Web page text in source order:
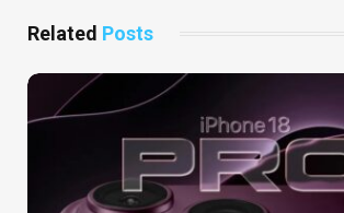
Related Posts